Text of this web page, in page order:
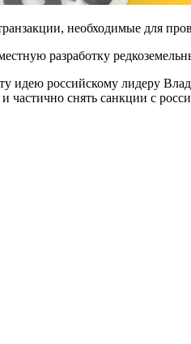
необходимые для
разработку
российскому лидеру
снять санкции с